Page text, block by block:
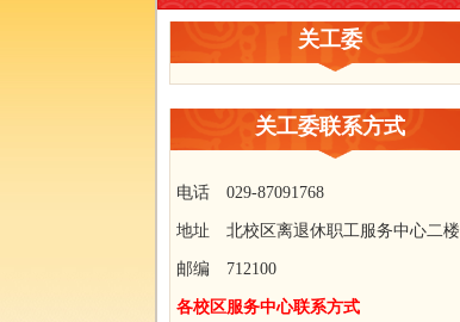
关工委
关工委联系方式
电话 029-87091768
地址 北校区离退休职工服务中心二楼
邮编 712100
各校区服务中心联系方式